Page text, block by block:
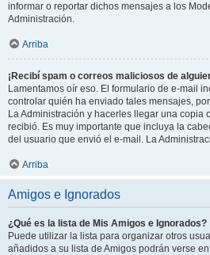
informar o reportar dichos mensajes a los
Administración.
Arriba
¡Recibí spam o correos maliciosos de
Lamentamos oír eso. El formulario de e-mail
controlar quién ha enviado tales mensajes,
La Administración y hacerles llegar una copia
recibió. Es muy importante que incluya la
del usuario que envió el e-mail. La
Arriba
Amigos e Ignorados
¿Qué es la lista de Mis Amigos e Ignorados?
Puede utilizar la lista para organizar otros
añadidos a su lista de Amigos podrán verse